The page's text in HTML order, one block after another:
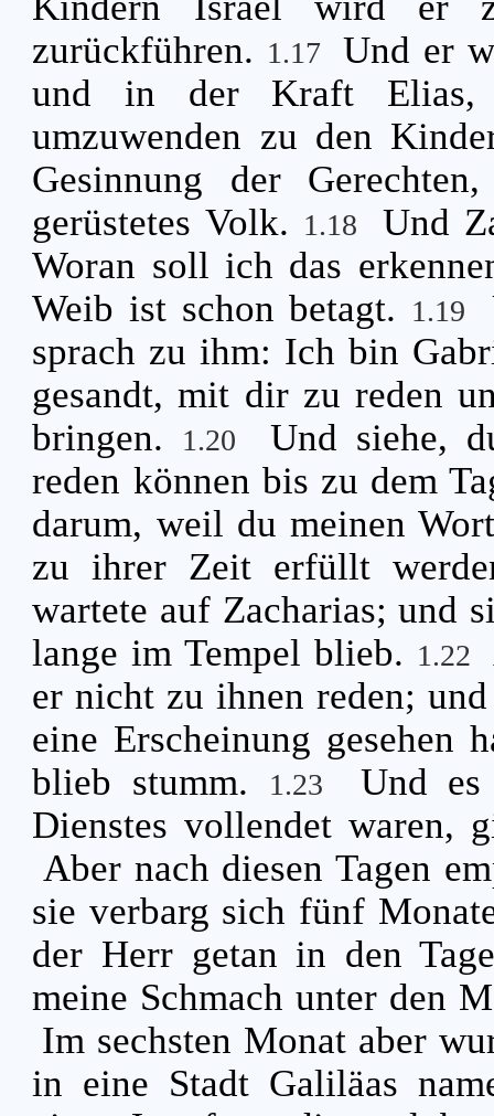
zurückführen. 1.17
Und er
und in der Kraft Elias,
umzuwenden zu den
Gesinnung der
gerüstetes Volk. 1.18
Und
Woran soll ich das
Weib ist schon betagt. 1.19
sprach zu ihm: Ich bin
gesandt, mit dir zu reden
bringen.
1.20
Und siehe,
reden können bis zu dem
darum, weil du meinen
zu ihrer Zeit erfüllt
wartete auf Zacharias; und
lange im Tempel blieb. 1.22
er nicht zu ihnen reden;
eine Erscheinung gesehen
blieb stumm.
1.23
Und es
Dienstes vollendet waren,
Aber nach diesen Tagen
sie verbarg sich fünf
der Herr getan in den
meine Schmach unter den
Im sechsten Monat aber
in eine Stadt Galiläas